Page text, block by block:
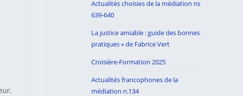
Actualités choisies de la médiation ns
639-640
La justice amiable : guide des bonnes
pratiques » de Fabrice Vert
Croisière-Formation 2025
Actualités francophones de la
médiation n.134